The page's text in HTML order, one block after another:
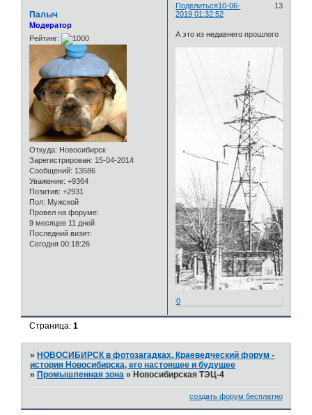
Поделиться 13
10-06-
2019 01:32:52
Палыч
Модератор
Рейтинг:
Откуда: Новосибирск
Зарегистрирован: 15-04-2014
Сообщений: 13586
Уважение: +9364
Позитив: +2931
Пол: Мужской
Провел на форуме:
9 месяцев 11 дней
Последний визит:
Сегодня 00:18:26
А это из недавнего прошлого
0
Страница:1
»НОВОСИБИРСК в фотозагадках. Краеведческий форум -
история Новосибирска, его настоящее и будущее
»Промышленная зона »Новосибирская ТЭЦ-4
создать форум бесплатно